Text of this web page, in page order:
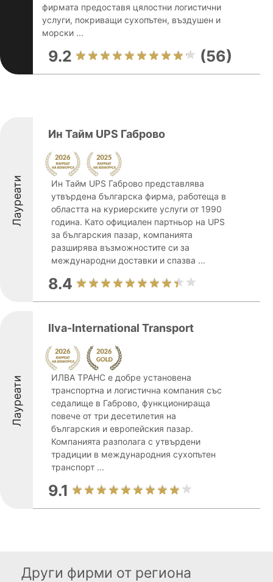
фирмата предоставя цялостни логистични
услуги, покриващи сухопътен, въздушен и
морски ...
9.2 (56)
Лауреати
Ин Тайм UPS Габрово
Ин Тайм UPS Габрово представлява
утвърдена българска фирма, работеща в
областта на куриерските услуги от 1990
година. Като официален партньор на UPS
за българския пазар, компанията
разширява възможностите си за
международни доставки и спазва ...
8.4
Лауреати
Ilva-International Transport
ИЛВА ТРАНС е добре установена
транспортна и логистична компания със
седалище в Габрово, функционираща
повече от три десетилетия на
българския и европейския пазар.
Компанията разполага с утвърдени
традиции в международния сухопътен
транспорт ...
9.1
Други фирми от региона